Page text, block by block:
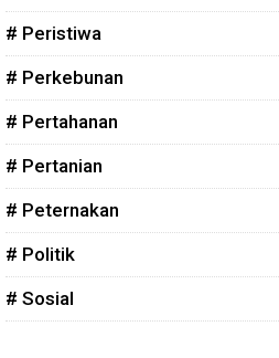
# Peristiwa
# Perkebunan
# Pertahanan
# Pertanian
# Peternakan
# Politik
# Sosial